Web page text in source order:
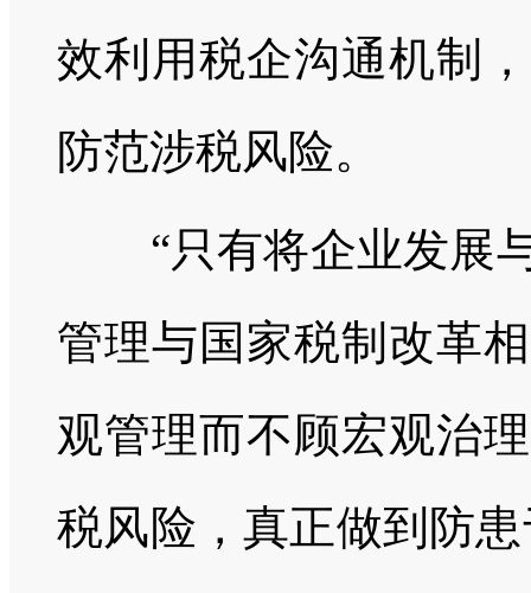
效利用税企沟通机制
防范涉税风险。
“只有将企业发展与
管理与国家税制改革
观管理而不顾宏观治
税风险，真正做到防